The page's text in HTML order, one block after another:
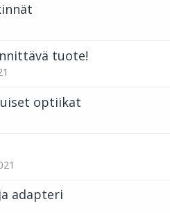
tuote!
optiikat
adapteri